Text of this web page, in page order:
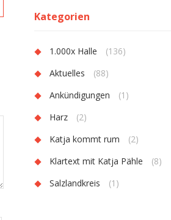
Kategorien
1.000x Halle
(136)
Aktuelles
(88)
Ankündigungen
(1)
Harz
(2)
Katja kommt rum
(2)
Klartext mit Katja Pähle
(8)
Salzlandkreis
(1)